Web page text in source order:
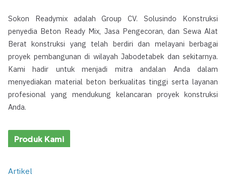
Sokon Readymix adalah Group CV. Solusindo Konstruksi
penyedia Beton Ready Mix, Jasa Pengecoran, dan Sewa Alat
Berat konstruksi yang telah berdiri dan melayani berbagai
proyek pembangunan di wilayah Jabodetabek dan sekitarnya.
Kami hadir untuk menjadi mitra andalan Anda dalam
menyediakan material beton berkualitas tinggi serta layanan
profesional yang mendukung kelancaran proyek konstruksi
Anda.
Produk Kami
Artikel